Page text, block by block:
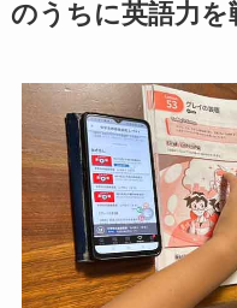
のうちに英語力